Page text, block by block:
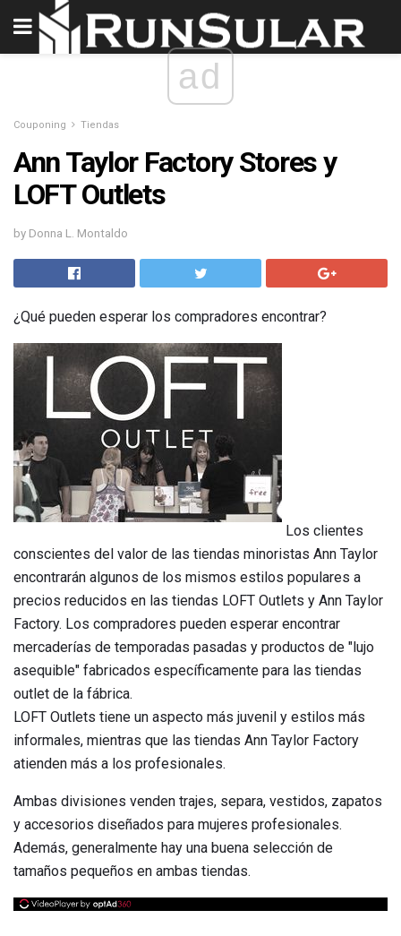
ad
Couponing Tiendas
Ann Taylor Factory Stores y
LOFT Outlets
by Donna L. Montaldo
¿Qué pueden esperar los compradores encontrar?
Los clientes
conscientes del valor de las tiendas minoristas Ann Taylor
encontrarán algunos de los mismos estilos populares a
precios reducidos en las tiendas LOFT Outlets y Ann Taylor
Factory. Los compradores pueden esperar encontrar
mercaderías de temporadas pasadas y productos de "lujo
asequible" fabricados específicamente para las tiendas
outlet de la fábrica.
LOFT Outlets tiene un aspecto más juvenil y estilos más
informales, mientras que las tiendas Ann Taylor Factory
atienden más a los profesionales.
Ambas divisiones venden trajes, separa, vestidos, zapatos
y accesorios diseñados para mujeres profesionales.
Además, generalmente hay una buena selección de
tamaños pequeños en ambas tiendas.